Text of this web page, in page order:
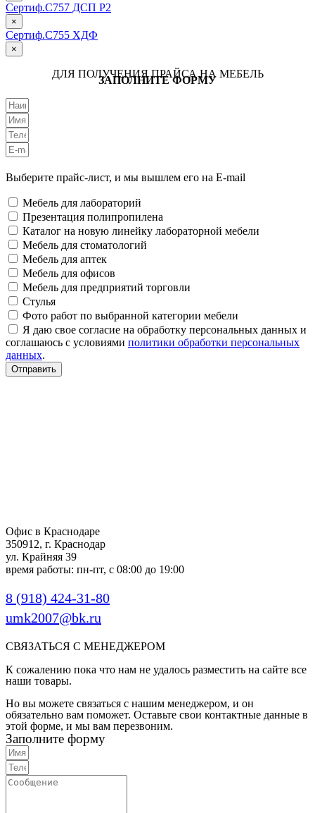
Сертиф.С757 ДСП Р2
×
Сертиф.С755 ХДФ
×
ДЛЯ ПОЛУЧЕНИЯ ПРАЙСА НА МЕБЕЛЬ
ЗАПОЛНИТЕ ФОРМУ
Выберите прайс-лист, и мы вышлем его на E-mail
Мебель для лабораторий
Презентация полипропилена
Каталог на новую линейку лабораторной мебели
Мебель для стоматологий
Мебель для аптек
Мебель для офисов
Мебель для предприятий торговли
Стулья
Фото работ по выбранной категории мебели
Я даю свое согласие на обработку персональных данных и
соглашаюсь с условиями политики обработки персональных
данных.
Отправить
Офис в Краснодаре
350912, г. Краснодар
ул. Крайняя 39
время работы: пн-пт, с 08:00 до 19:00
8 (918) 424-31-80
umk2007@bk.ru
СВЯЗАТЬСЯ С МЕНЕДЖЕРОМ
К сожалению пока что нам не удалось разместить на сайте все
наши товары.
Но вы можете связаться с нашим менеджером, и он
обязательно вам поможет. Оставьте свои контактные данные в
этой форме, и мы вам перезвоним.
Заполните форму